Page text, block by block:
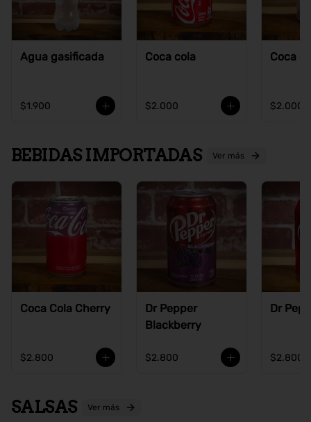
Agua gasificada
$1.900
Coca cola
$2.000
Coca
$2.000
BEBIDAS IMPORTADAS Ver más
Coca Cola Cherry
$2.800
Dr Pepper
Blackberry
$2.800
Dr
$2.800
SALSAS Ver más